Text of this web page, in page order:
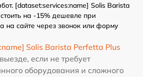
[dataset:services:name] Solis Barista
на -15% дешевле при
на сайте через звонок или форму
Solis Barista Perfetta Plus
если не требует
оборудования и сложного